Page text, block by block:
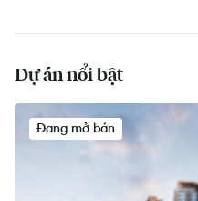
Dự án nổi bật
Đang mở bán